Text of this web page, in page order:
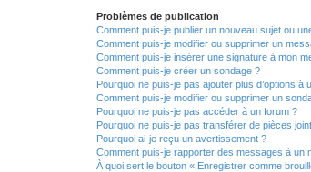
Problèmes de publication
Comment puis-je publier un nouveau sujet ou
Comment puis-je modifier ou supprimer un
Comment puis-je insérer une signature à mon
Comment puis-je créer un sondage ?
Pourquoi ne puis-je pas ajouter plus d’options à
Comment puis-je modifier ou supprimer un
Pourquoi ne puis-je pas accéder à un forum ?
Pourquoi ne puis-je pas transférer de pièces
Pourquoi ai-je reçu un avertissement ?
Comment puis-je rapporter des messages à un
À quoi sert le bouton « Enregistrer comme